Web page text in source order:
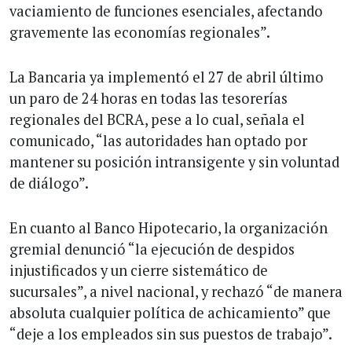
vaciamiento de funciones esenciales, afectando
gravemente las economías regionales”.
La Bancaria ya implementó el 27 de abril último
un paro de 24 horas en todas las tesorerías
regionales del BCRA, pese a lo cual, señala el
comunicado, “las autoridades han optado por
mantener su posición intransigente y sin voluntad
de diálogo”.
En cuanto al Banco Hipotecario, la organización
gremial denunció “la ejecución de despidos
injustificados y un cierre sistemático de
sucursales”, a nivel nacional, y rechazó “de manera
absoluta cualquier política de achicamiento” que
“deje a los empleados sin sus puestos de trabajo”.